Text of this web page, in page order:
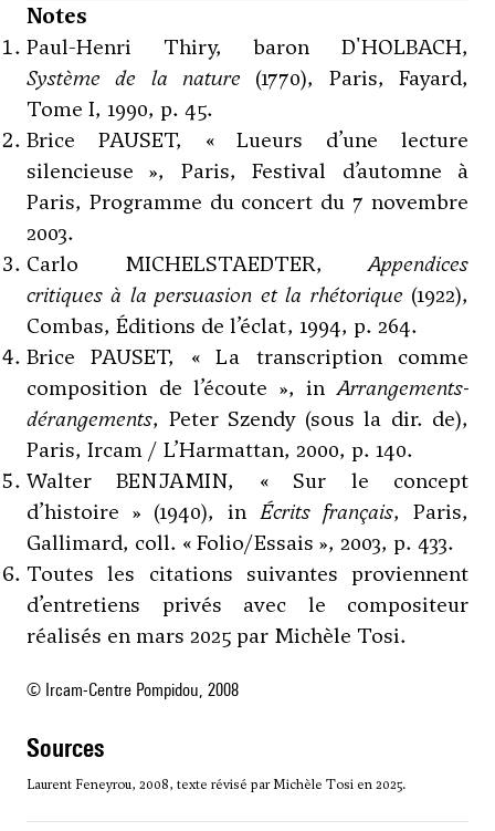
Notes
Paul-Henri Thiry, baron D'HOLBACH,
Système de la nature (1770), Paris, Fayard,
Tome I, 1990, p. 45.
Brice PAUSET, « Lueurs d’une lecture
silencieuse », Paris, Festival d’automne à
Paris, Programme du concert du 7 novembre
2003.
Carlo MICHELSTAEDTER,Appendices
critiques à la persuasion et la rhétorique (1922),
Combas, Éditions de l’éclat, 1994, p. 264.
Brice PAUSET, « La transcription comme
composition de l’écoute », inArrangements-
dérangements, Peter Szendy (sous la dir. de),
Paris, Ircam / L’Harmattan, 2000, p. 140.
Walter BENJAMIN, « Sur le concept
d’histoire » (1940), in Écrits français, Paris,
Gallimard, coll. « Folio/Essais », 2003, p. 433.
Toutes les citations suivantes proviennent
d’entretiens privés avec le compositeur
réalisés en mars 2025 par Michèle Tosi.
© Ircam-Centre Pompidou, 2008
sources
Laurent Feneyrou, 2008, texte révisé par Michèle Tosi en 2025.